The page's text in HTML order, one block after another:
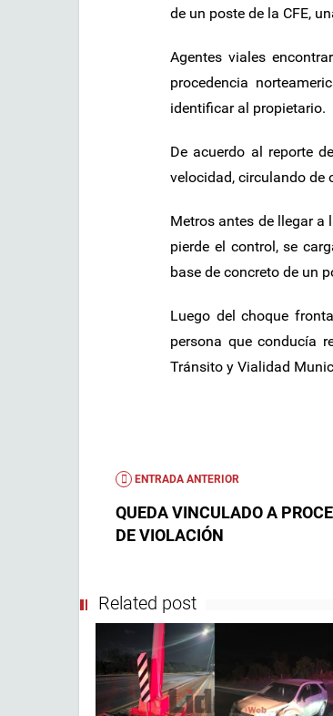
de un poste de la CFE,
Agentes viales
procedencia
identificar al propietario.
De acuerdo al reporte
velocidad, circulando de
Metros antes de llegar a
pierde el control, se
base de concreto de un
Luego del choque
persona que conducía
Tránsito y Vialidad
ENTRADA ANTERIOR
QUEDA VINCULADO A
DE VIOLACIÓN
Related post